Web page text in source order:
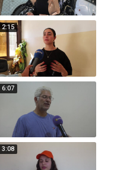
2:15
6:07
3:08